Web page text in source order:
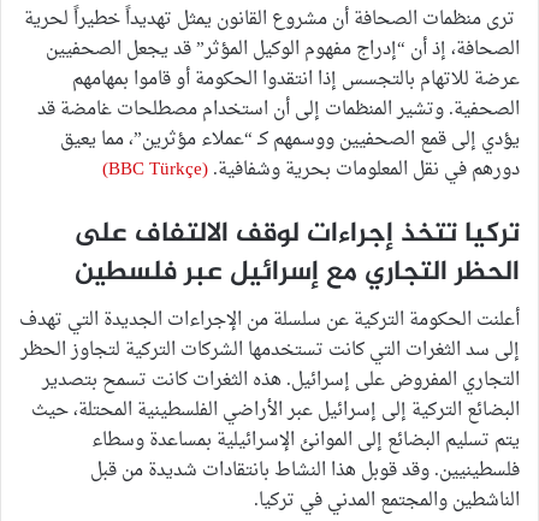
ترى منظمات الصحافة أن مشروع القانون يمثل تهديداً خطيراً لحرية
الصحافة، إذ أن “إدراج مفهوم الوكيل المؤثر” قد يجعل الصحفيين
عرضة للاتهام بالتجسس إذا انتقدوا الحكومة أو قاموا بمهامهم
الصحفية. وتشير المنظمات إلى أن استخدام مصطلحات غامضة قد
يؤدي إلى قمع الصحفيين ووسمهم كـ “عملاء مؤثرين”، مما يعيق
دورهم في نقل المعلومات بحرية وشفافية.(BBC Türkçe)
تركيا تتخذ إجراءات لوقف الالتفاف على
الحظر التجاري مع إسرائيل عبر فلسطين
أعلنت الحكومة التركية عن سلسلة من الإجراءات الجديدة التي تهدف
إلى سد الثغرات التي كانت تستخدمها الشركات التركية لتجاوز الحظر
التجاري المفروض على إسرائيل. هذه الثغرات كانت تسمح بتصدير
البضائع التركية إلى إسرائيل عبر الأراضي الفلسطينية المحتلة، حيث
يتم تسليم البضائع إلى الموانئ الإسرائيلية بمساعدة وسطاء
فلسطينيين. وقد قوبل هذا النشاط بانتقادات شديدة من قبل
الناشطين والمجتمع المدني في تركيا.